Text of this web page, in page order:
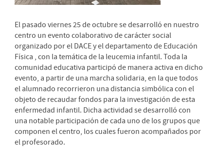
El pasado viernes 25 de octubre se desarrolló en nuestro
centro un evento colaborativo de carácter social
organizado por el DACE y el departamento de Educación
Física , con la temática de la leucemia infantil. Toda la
comunidad educativa participó de manera activa en dicho
evento, a partir de una marcha solidaria, en la que todos
el alumnado recorrieron una distancia simbólica con el
objeto de recaudar fondos para la investigación de esta
enfermedad infantil. Dicha actividad se desarrolló con
una notable participación de cada uno de los grupos que
componen el centro, los cuales fueron acompañados por
el profesorado.